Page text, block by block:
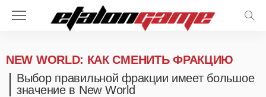
NEW WORLD: КАК СМЕНИТЬ ФРАКЦИЮ
Выбор правильной фракции имеет большое
значение в New World